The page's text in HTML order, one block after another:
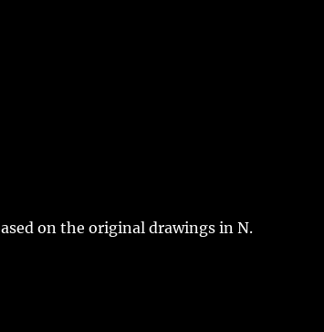
on the original drawings in N.